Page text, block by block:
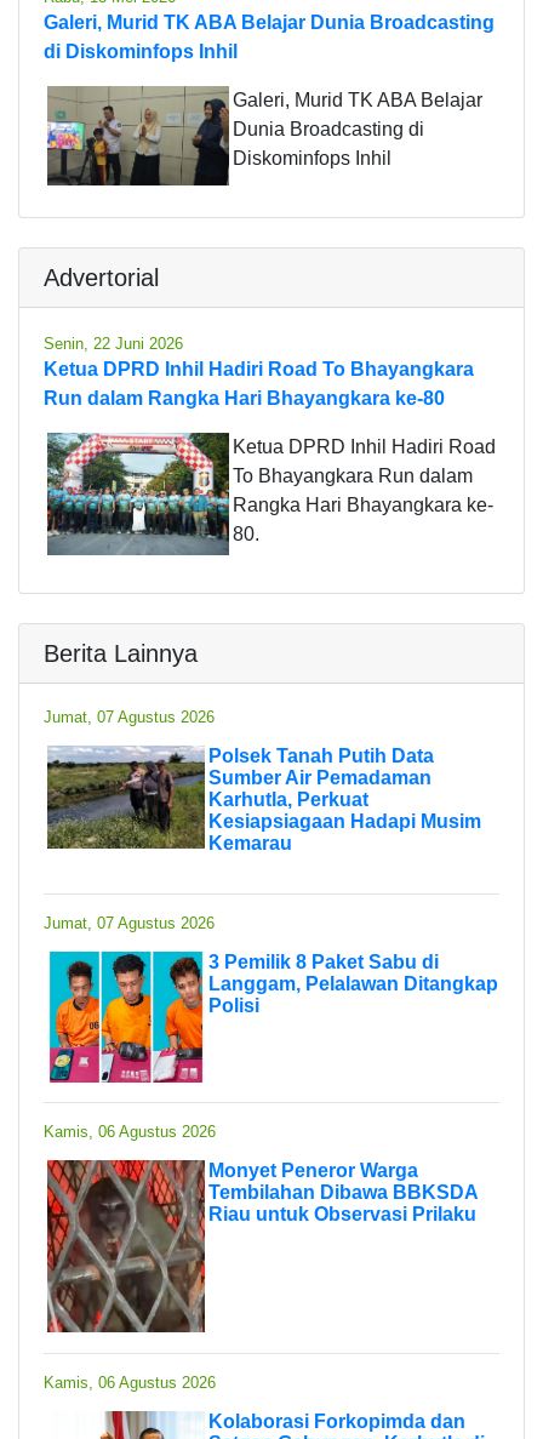
Galeri, Murid TK ABA Belajar Dunia Broadcasting
di Diskominfops Inhil
Galeri, Murid TK ABA Belajar
Dunia Broadcasting di
Diskominfops Inhil
Advertorial
Senin, 22 Juni 2026
Ketua DPRD Inhil Hadiri Road To Bhayangkara
Run dalam Rangka Hari Bhayangkara ke-80
Ketua DPRD Inhil Hadiri Road
To Bhayangkara Run dalam
Rangka Hari Bhayangkara ke-
80.
Berita Lainnya
Jumat, 07 Agustus 2026
Polsek Tanah Putih Data
Sumber Air Pemadaman
Karhutla, Perkuat
Kesiapsiagaan Hadapi Musim
Kemarau
Jumat, 07 Agustus 2026
3 Pemilik 8 Paket Sabu di
Langgam, Pelalawan Ditangkap
Polisi
Kamis, 06 Agustus 2026
Monyet Peneror Warga
Tembilahan Dibawa BBKSDA
Riau untuk Observasi Prilaku
Kamis, 06 Agustus 2026
Kolaborasi Forkopimda dan